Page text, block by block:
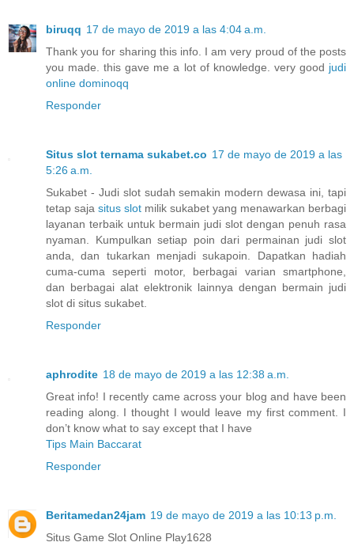
biruqq 17 de mayo de 2019 a las 4:04 a.m.
Thank you for sharing this info. I am very proud of the posts
you made. this gave me a lot of knowledge. very good judi
online dominoqq
Responder
Situs slot ternama sukabet.co 17 de mayo de 2019 a las
5:26 a.m.
Sukabet - Judi slot sudah semakin modern dewasa ini, tapi
tetap saja situs slot milik sukabet yang menawarkan berbagi
layanan terbaik untuk bermain judi slot dengan penuh rasa
nyaman. Kumpulkan setiap poin dari permainan judi slot
anda, dan tukarkan menjadi sukapoin. Dapatkan hadiah
cuma-cuma seperti motor, berbagai varian smartphone,
dan berbagai alat elektronik lainnya dengan bermain judi
slot di situs sukabet.
Responder
aphrodite 18 de mayo de 2019 a las 12:38 a.m.
Great info! I recently came across your blog and have been
reading along. I thought I would leave my first comment. I
don’t know what to say except that I have
Tips Main Baccarat
Responder
Beritamedan24jam 19 de mayo de 2019 a las 10:13 p.m.
Situs Game Slot Online Play1628